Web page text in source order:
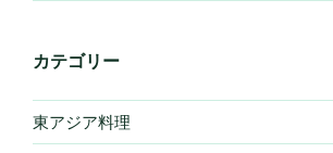
カテゴリー
東アジア料理